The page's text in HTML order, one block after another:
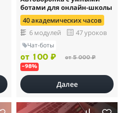
ботами для онлайн-школы
40 академических часов
6 модулей
47 уроков
Чат-боты
от 100 ₽ от 5 000 ₽
–98%
Далее